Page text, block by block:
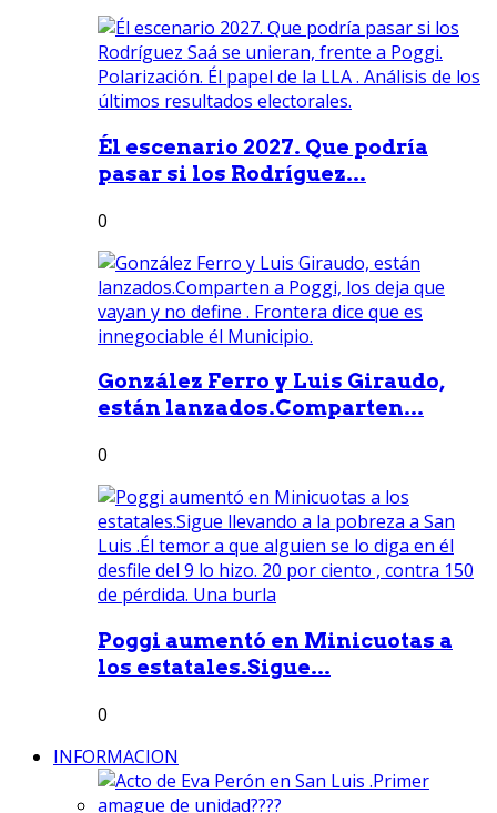
Él escenario 2027. Que podría
pasar si los Rodríguez...
0
González Ferro y Luis Giraudo,
están lanzados.Comparten...
0
Poggi aumentó en Minicuotas a
los estatales.Sigue...
0
INFORMACION